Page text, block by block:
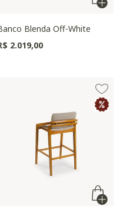
Blenda Off-White
2.019,00